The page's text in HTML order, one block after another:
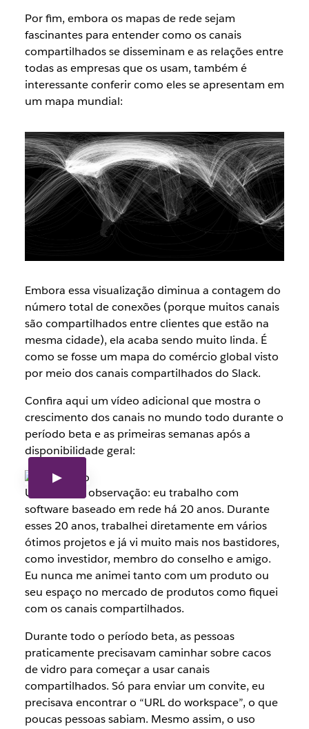
Por fim, embora os mapas de rede sejam
fascinantes para entender como os canais
compartilhados se disseminam e as relações entre
todas as empresas que os usam, também é
interessante conferir como eles se apresentam em
um mapa mundial:
Embora essa visualização diminua a contagem do
número total de conexões (porque muitos canais
são compartilhados entre clientes que estão na
mesma cidade), ela acaba sendo muito linda. É
como se fosse um mapa do comércio global visto
por meio dos canais compartilhados do Slack.
Confira aqui um vídeo adicional que mostra o
crescimento dos canais no mundo todo durante o
período beta e as primeiras semanas após a
disponibilidade geral:
Uma última observação: eu trabalho com
software baseado em rede há 20 anos. Durante
esses 20 anos, trabalhei diretamente em vários
ótimos projetos e já vi muito mais nos bastidores,
como investidor, membro do conselho e amigo.
Eu nunca me animei tanto com um produto ou
seu espaço no mercado de produtos como fiquei
com os canais compartilhados.
Durante todo o período beta, as pessoas
praticamente precisavam caminhar sobre cacos
de vidro para começar a usar canais
compartilhados. Só para enviar um convite, eu
precisava encontrar o “URL do workspace”, o que
poucas pessoas sabiam. Mesmo assim, o uso